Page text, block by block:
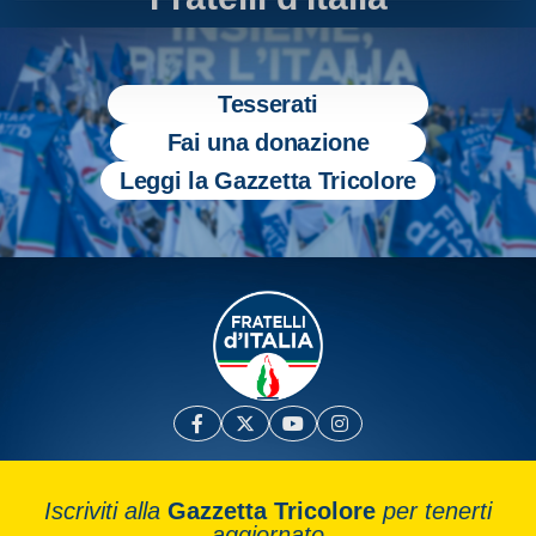
Tesserati
Fai una donazione
Leggi la Gazzetta Tricolore
Iscriviti alla Gazzetta Tricolore per tenerti